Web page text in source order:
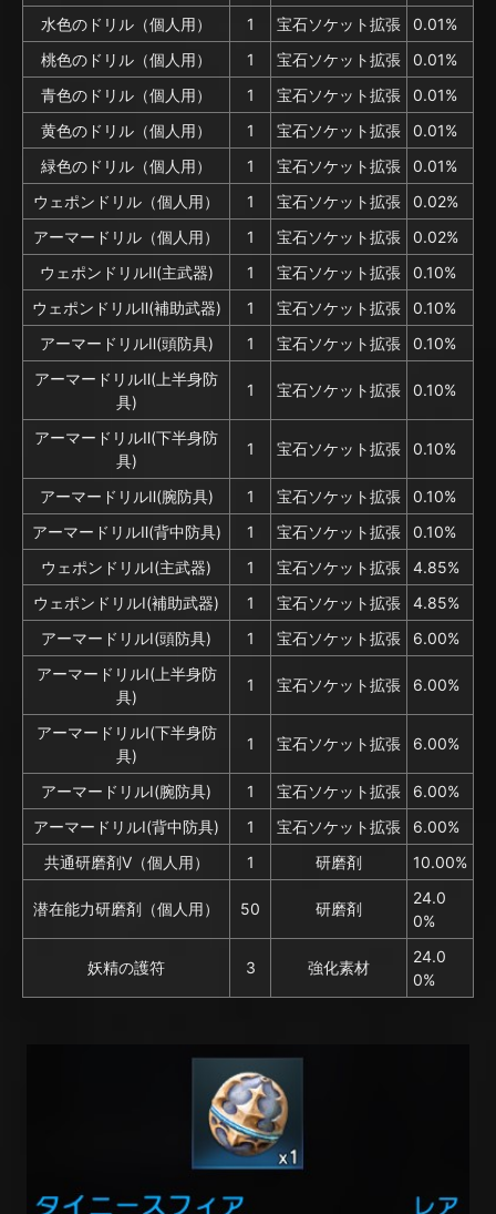
水色のドリル（個人用）
1 宝石ソケット拡張
0.01%
桃色のドリル（個人用）
1 宝石ソケット拡張
0.01%
青色のドリル（個人用）
1 宝石ソケット拡張
0.01%
黄色のドリル（個人用）
1 宝石ソケット拡張
0.01%
緑色のドリル（個人用）
1 宝石ソケット拡張
0.01%
ウェポンドリル（個人用）
1 宝石ソケット拡張
0.02%
アーマードリル（個人用）
1 宝石ソケット拡張
0.02%
ウェポンドリルⅡ(主武器)
1 宝石ソケット拡張
0.10%
ウェポンドリルⅡ(補助武器)
1 宝石ソケット拡張
0.10%
アーマードリルⅡ(頭防具)
1 宝石ソケット拡張
0.10%
アーマードリルⅡ(上半身防
具)
1 宝石ソケット拡張 0.10%
アーマードリルⅡ(下半身防
具)
1 宝石ソケット拡張 0.10%
アーマードリルⅡ(腕防具) 1 宝石ソケット拡張
0.10%
アーマードリルⅡ(背中防具)
1 宝石ソケット拡張
0.10%
ウェポンドリルⅠ(主武器)
1 宝石ソケット拡張
4.85%
ウェポンドリルⅠ(補助武器)
1 宝石ソケット拡張
4.85%
アーマードリルⅠ(頭防具)
1 宝石ソケット拡張
6.00%
アーマードリルⅠ(上半身防
具)
1 宝石ソケット拡張 6.00%
アーマードリルⅠ(下半身防
具)
1 宝石ソケット拡張 6.00%
アーマードリルⅠ(腕防具) 1 宝石ソケット拡張
6.00%
アーマードリルⅠ(背中防具)
1 宝石ソケット拡張
6.00%
共通研磨剤V（個人用）
1 研磨剤 10.00%
潜在能力研磨剤（個人用） 50 研磨剤
24.0
0%
妖精の護符 3 強化素材
24.0
0%